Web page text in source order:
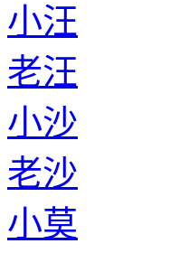
小汪
老汪
小沙
老沙
小莫